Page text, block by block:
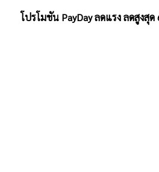
โปรโมชัน PayDay ลดแรง ลดสูงสุ